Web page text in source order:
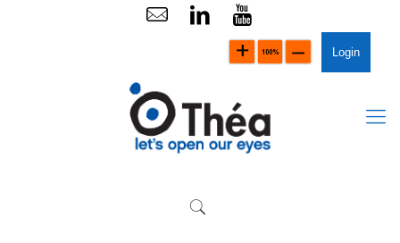
Login